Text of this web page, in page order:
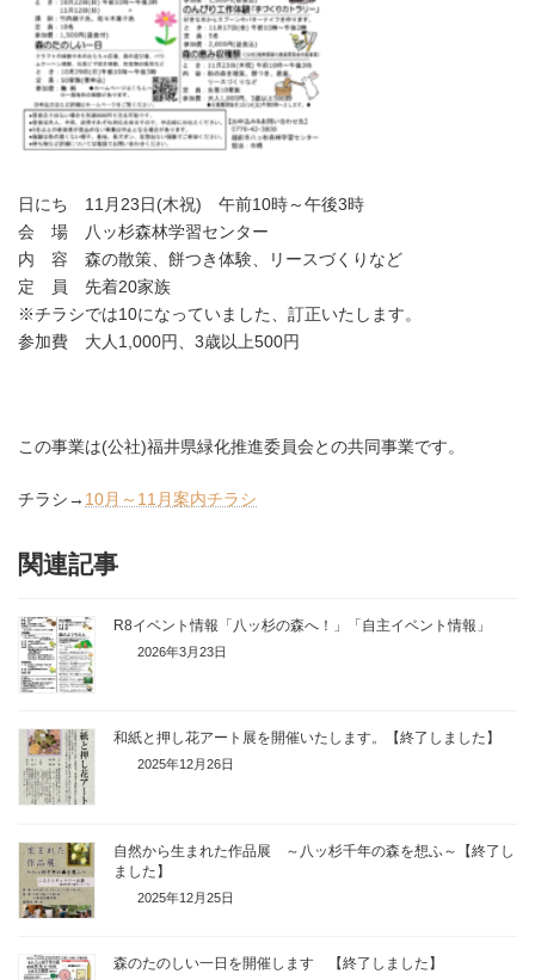
日にち 11月23日(木祝) 午前10時～午後3時
会 場 八ッ杉森林学習センター
内 容 森の散策、餅つき体験、リースづくりなど
定 員 先着20家族
※チラシでは10になっていました、訂正いたします。
参加費 大人1,000円、3歳以上500円
この事業は(公社)福井県緑化推進委員会との共同事業です。
チラシ→ 10月～11月案内チラシ
関連記事
R8イベント情報「八ッ杉の森へ！」「自主イベント情報」
2026年3月23日
和紙と押し花アート展を開催いたします。【終了しました】
2025年12月26日
自然から生まれた作品展 ～八ッ杉千年の森を想ふ～【終了し
ました】
2025年12月25日
森のたのしい一日を開催します 【終了しました】